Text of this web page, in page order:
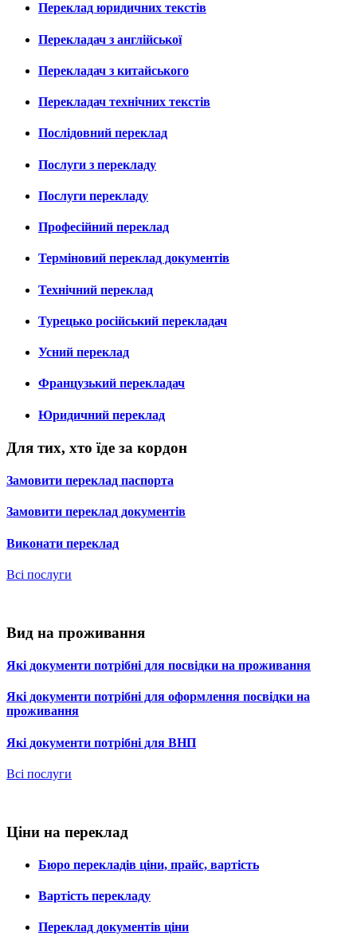
Переклад юридичних текстів
Перекладач з англійської
Перекладач з китайського
Перекладач технічних текстів
Послідовний переклад
Послуги з перекладу
Послуги перекладу
Професійний переклад
Терміновий переклад документів
Технічний переклад
Турецько російський перекладач
Усний переклад
Французький перекладач
Юридичний переклад
Для тих, хто їде за кордон
Замовити переклад паспорта
Замовити переклад документів
Виконати переклад
Всі послуги
Вид на проживання
Які документи потрібні для посвідки на проживання
Які документи потрібні для оформлення посвідки на
проживання
Які документи потрібні для ВНП
Всі послуги
Ціни на переклад
Бюро перекладів ціни, прайс, вартість
Вартість перекладу
Переклад документів ціни